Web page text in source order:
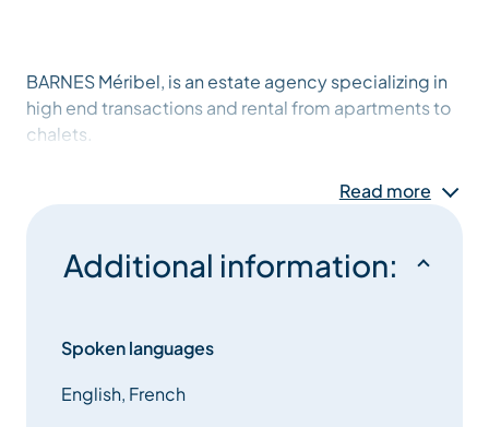
BARNES Méribel, is an estate agency specializing in
high end transactions and rental from apartments to
chalets.
Our team will accompany you with professionalism
Read more
Additional information:
Spoken languages
English, French